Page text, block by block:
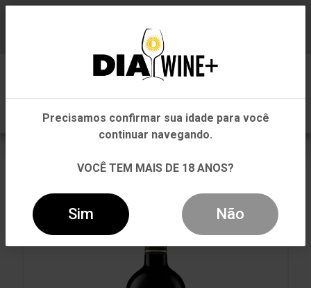
VINHO LLAMA CABERNET FRANC TINTO 750ML
Em que Estado você está?
Pernambuco
Outros Estados
Precisamos confirmar sua idade para você
continuar navegando.
VOCÊ TEM MAIS DE 18 ANOS?
Sim Não